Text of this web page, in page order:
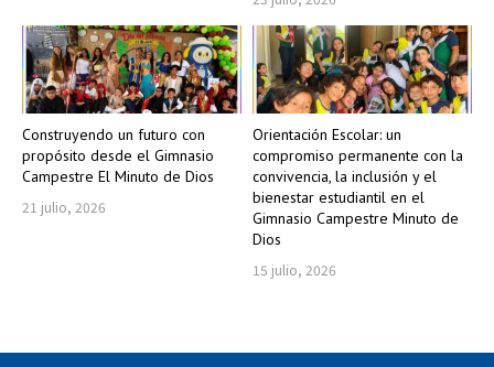
Construyendo un futuro con
propósito desde el Gimnasio
Campestre El Minuto de Dios
21 julio, 2026
Orientación Escolar: un
compromiso permanente con la
convivencia, la inclusión y el
bienestar estudiantil en el
Gimnasio Campestre Minuto de
Dios
15 julio, 2026